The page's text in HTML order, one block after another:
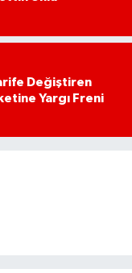
Değiştiren
Yargı Freni